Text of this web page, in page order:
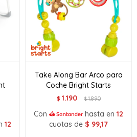
12
Take Along Bar Arco para
Coche Bright Starts
$ 1.190 $1.890
Con hasta en 12
cuotas de $ 99,17